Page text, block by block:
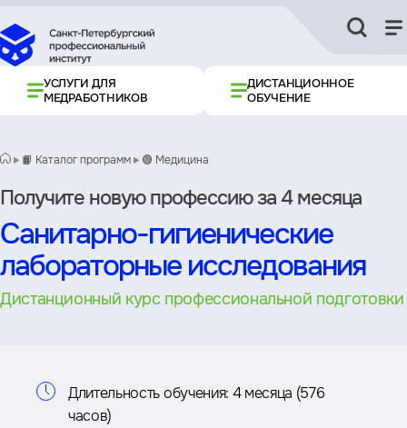
УСЛУГИ ДЛЯ
МЕДРАБОТНИКОВ
ДИСТАНЦИОННОЕ
ОБУЧЕНИЕ
📙 Каталог программ 🟢 Медицина
Получите новую профессию за 4 месяца
Санитарно-гигиенические
лабораторные исследования
Дистанционный курс профессиональной подготовки
Информация
Длительность обучения: 4 месяца (576
часов)